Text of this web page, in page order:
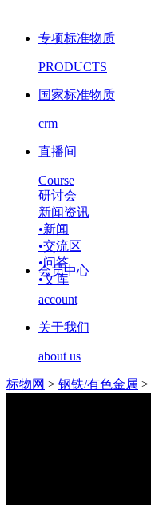
专项标准物质
PRODUCTS
国家标准物质
crm
直播间
Course
研讨会
新闻资讯
•新闻
•交流区
•问答
•文库
会员中心
account
关于我们
about us
标物网 > 钢铁/有色金属 >